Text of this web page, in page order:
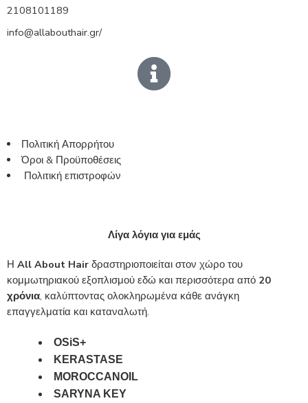
2108101189
info@allabouthair.gr/
Πολιτική Απορρήτου
Όροι & Προϋποθέσεις
Πολιτική επιστροφών
Λίγα λόγια για εμάς
Η All About Hair δραστηριοποιείται στον χώρο του
κομμωτηριακού εξοπλισμού εδώ και περισσότερα από 20
χρόνια, καλύπτοντας ολοκληρωμένα κάθε ανάγκη
επαγγελματία και καταναλωτή.
OSiS+
KERASTASE
MOROCCANOIL
SARYNA KEY